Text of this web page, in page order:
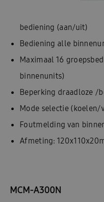
bediening (aan/uit)
Bediening alle
Maximaal 16
binnenunits)
Beperking draadloze /
Mode selectie (koelen/
Foutmelding van
Afmeting:
MCM-A300N